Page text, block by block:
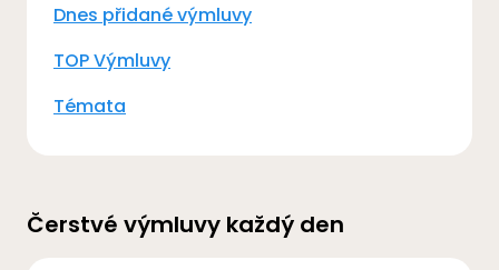
Dnes přidané výmluvy
TOP Výmluvy
Témata
Čerstvé výmluvy každý den